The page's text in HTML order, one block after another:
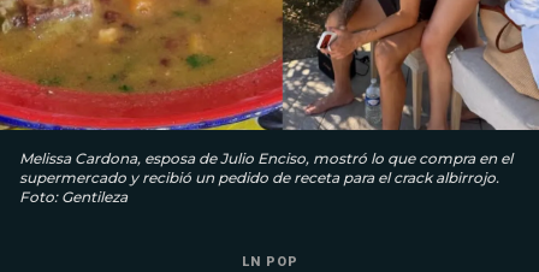
Melissa Cardona, esposa de Julio Enciso, mostró lo que compra en el
supermercado y recibió un pedido de receta para el crack albirrojo.
Foto: Gentileza
LN POP